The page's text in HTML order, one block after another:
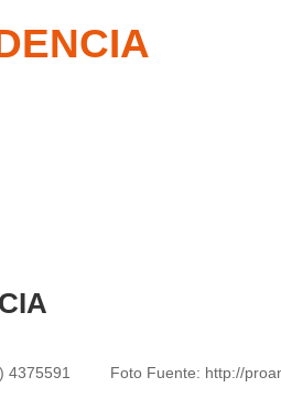
4375591 Foto Fuente: http://